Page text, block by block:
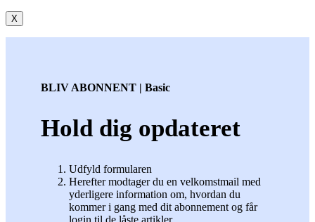
X
BLIV ABONNENT | Basic
Hold dig opdateret
Udfyld formularen
Herefter modtager du en velkomstmail med
yderligere information om, hvordan du
kommer i gang med dit abonnement og får
login til de låste artikler.